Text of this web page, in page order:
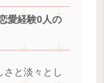
愛経験0人の
さと淡々とし